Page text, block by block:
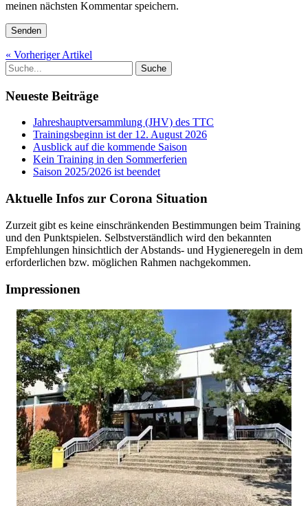
meinen nächsten Kommentar speichern.
« Vorheriger Artikel
Neueste Beiträge
Jahreshauptversammlung (JHV) des TTC
Trainingsbeginn ist der 12. August 2026
Ausblick auf die kommende Saison
Kein Training in den Sommerferien
Saison 2025/2026 ist beendet
Aktuelle Infos zur Corona Situation
Zurzeit gibt es keine einschränkenden Bestimmungen beim Training
und den Punktspielen. Selbstverständlich wird den bekannten
Empfehlungen hinsichtlich der Abstands- und Hygieneregeln in dem
erforderlichen bzw. möglichen Rahmen nachgekommen.
Impressionen